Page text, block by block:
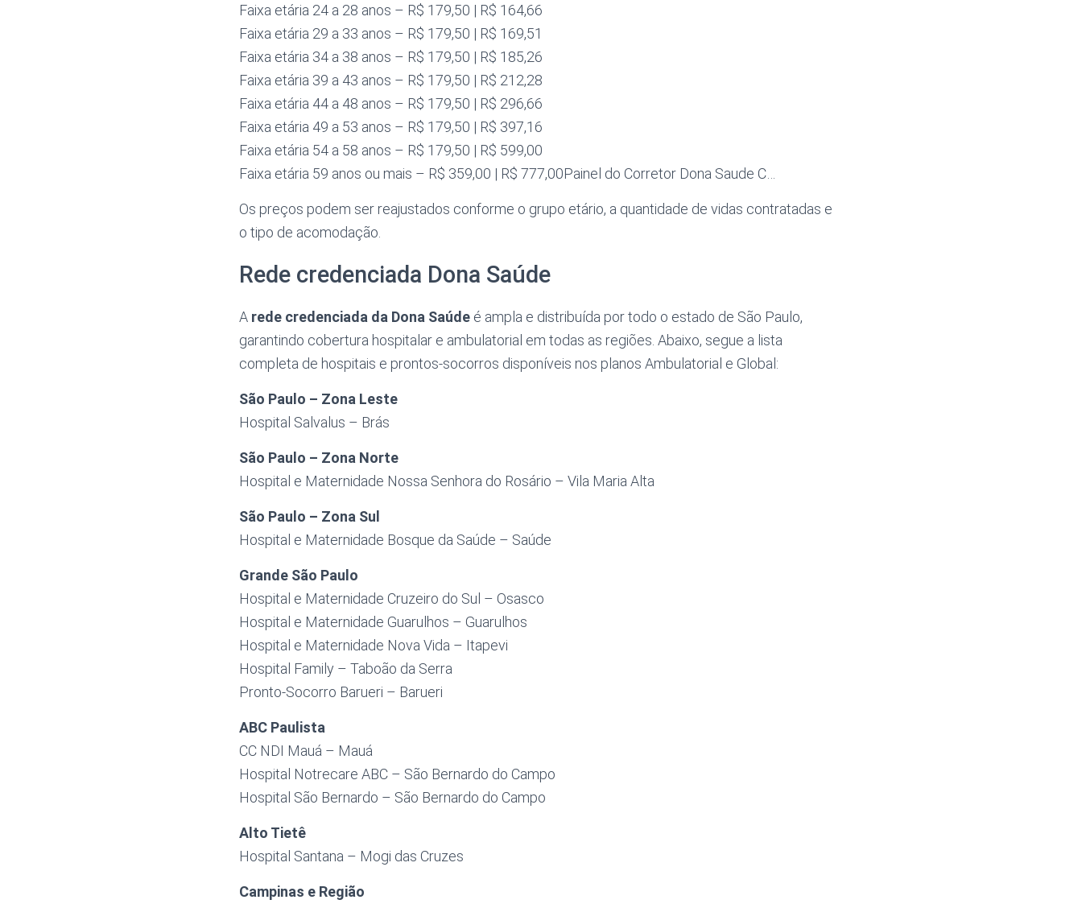
Faixa etária 24 a 28 anos – R$ 179,50 | R$ 164,66
Faixa etária 29 a 33 anos – R$ 179,50 | R$ 169,51
Faixa etária 34 a 38 anos – R$ 179,50 | R$ 185,26
Faixa etária 39 a 43 anos – R$ 179,50 | R$ 212,28
Faixa etária 44 a 48 anos – R$ 179,50 | R$ 296,66
Faixa etária 49 a 53 anos – R$ 179,50 | R$ 397,16
Faixa etária 54 a 58 anos – R$ 179,50 | R$ 599,00
Faixa etária 59 anos ou mais – R$ 359,00 | R$ 777,00Painel do Corretor Dona Saude C…
Os preços podem ser reajustados conforme o grupo etário, a quantidade de vidas contratadas e
o tipo de acomodação.
Rede credenciada Dona Saúde
A rede credenciada da Dona Saúde é ampla e distribuída por todo o estado de São Paulo,
garantindo cobertura hospitalar e ambulatorial em todas as regiões. Abaixo, segue a lista
completa de hospitais e prontos-socorros disponíveis nos planos Ambulatorial e Global:
São Paulo – Zona Leste
Hospital Salvalus – Brás
São Paulo – Zona Norte
Hospital e Maternidade Nossa Senhora do Rosário – Vila Maria Alta
São Paulo – Zona Sul
Hospital e Maternidade Bosque da Saúde – Saúde
Grande São Paulo
Hospital e Maternidade Cruzeiro do Sul – Osasco
Hospital e Maternidade Guarulhos – Guarulhos
Hospital e Maternidade Nova Vida – Itapevi
Hospital Family – Taboão da Serra
Pronto-Socorro Barueri – Barueri
ABC Paulista
CC NDI Mauá – Mauá
Hospital Notrecare ABC – São Bernardo do Campo
Hospital São Bernardo – São Bernardo do Campo
Alto Tietê
Hospital Santana – Mogi das Cruzes
Campinas e Região